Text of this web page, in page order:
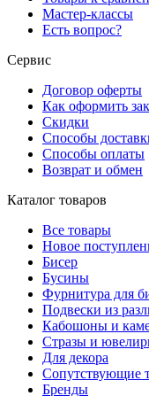
Мастер-классы
Есть вопрос?
Сервис
Договор оферты
Как оформить
Скидки
Способы
Способы оплаты
Возврат и обмен
Каталог товаров
Все товары
Новое
Бисер
Бусины
Фурнитура для
Подвески из
Кабошоны и
Стразы и
Для декора
Сопутствующие
Бренды